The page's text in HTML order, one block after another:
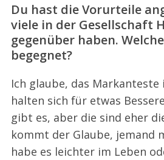
Du hast die Vorurteile
viele in der Gesellschaft
gegenüber haben.
begegnet?
Ich glaube, das
halten sich für etwas
gibt es, aber die sind eher
kommt der Glaube, jemand
habe es leichter im Leben